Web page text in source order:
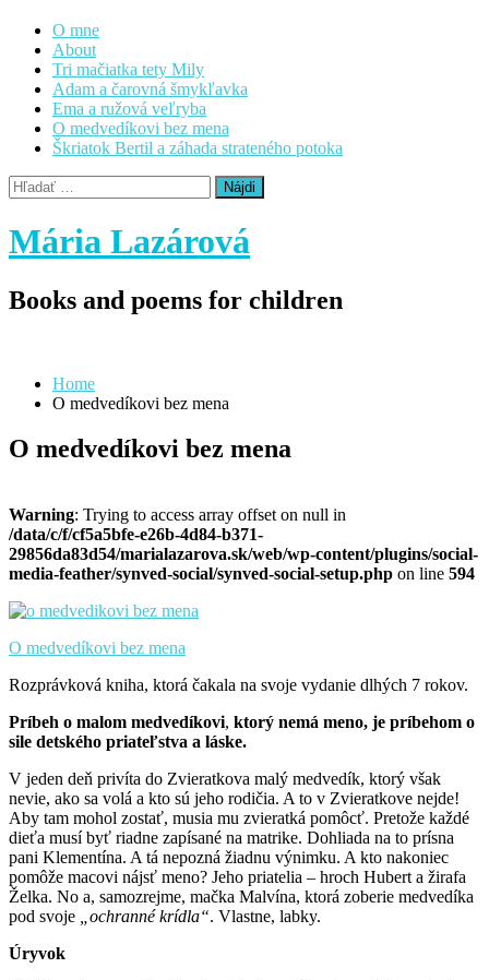
Preskočiť
obsah
Hlavné O mne
About
Tri mačiatka tety Mily
Adam a čarovná šmykľavka
Ema a ružová veľryba
O medvedíkovi bez mena
Škriatok Bertil a záhada strateného potoka
Hľadať:
Mária Lazárová
Books and poems for children
Home
O medvedíkovi bez mena
O medvedíkovi bez mena
Warning: Trying to access array offset on null in
/data/c/f/cf5a5bfe-e26b-4d84-b371-
29856da83d54/marialazarova.sk/web/wp-content/plugins/social-
media-feather/synved-social/synved-social-setup.php on line 594
O medvedíkovi bez mena
Rozprávková kniha, ktorá čakala na svoje vydanie dlhých 7 rokov.
Príbeh o malom medvedíkovi, ktorý nemá meno, je príbehom o
sile detského priateľstva a láske.
V jeden deň privíta do Zvieratkova malý medvedík, ktorý však
nevie, ako sa volá a kto sú jeho rodičia. A to v Zvieratkove nejde!
Aby tam mohol zostať, musia mu zvieratká pomôcť. Pretože každé
dieťa musí byť riadne zapísané na matrike. Dohliada na to prísna
pani Klementína. A tá nepozná žiadnu výnimku. A kto nakoniec
pomôže macovi nájsť meno? Jeho priatelia – hroch Hubert a žirafa
Želka. No a, samozrejme, mačka Malvína, ktorá zoberie medvedíka
pod svoje „ochranné krídla“. Vlastne, labky.
Úryvok